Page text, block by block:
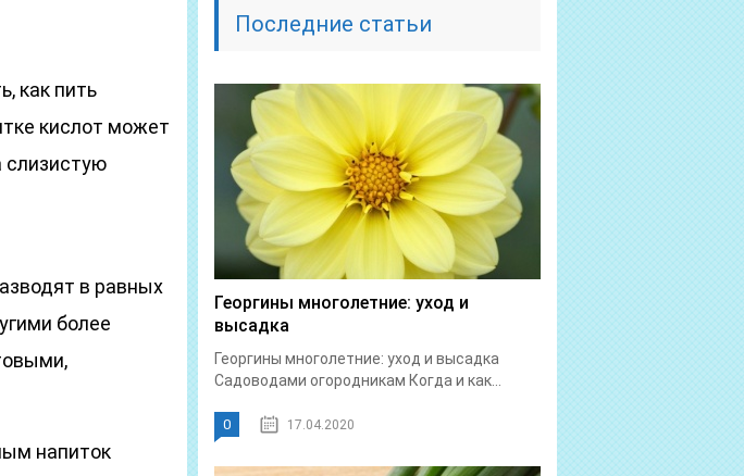
как пить
кислот может
слизистую
в равных
более
напиток
Последние статьи
Георгины многолетние: уход и
высадка
Георгины многолетние: уход и высадка
Садоводами огородникам Когда и как...
0 17.04.2020